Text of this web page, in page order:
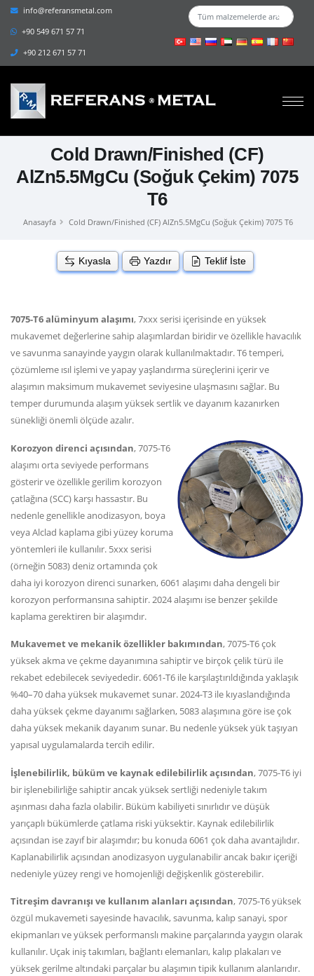
info@referansmetal.com
+90 549 671 57 71
+90 212 671 57 71
Cold Drawn/Finished (CF)
AlZn5.5MgCu (Soğuk Çekim) 7075
T6
Anasayfa Cold Drawn/Finished (CF) AlZn5.5MgCu (Soğuk Çekim) 7075 T6
Kıyasla Yazdır Teklif İste
7075-T6 alüminyum alaşımı, 7xxx serisi içerisinde en yüksek
mukavemet değerlerine sahip alaşımlardan biridir ve özellikle havacılık
ve savunma sanayinde yaygın olarak kullanılmaktadır. T6 temperi,
çözümleme ısıl işlemi ve yapay yaşlandırma süreçlerini içerir ve
alaşımın maksimum mukavemet seviyesine ulaşmasını sağlar. Bu
temper durumunda alaşım yüksek sertlik ve dayanım kazanırken
sünekliği önemli ölçüde azalır.
Korozyon direnci açısından, 7075-T6
alaşımı orta seviyede performans
gösterir ve özellikle gerilim korozyon
çatlağına (SCC) karşı hassastır. Bu
nedenle genellikle anodizasyon, boya
veya Alclad kaplama gibi yüzey koruma
yöntemleri ile kullanılır. 5xxx serisi
(örneğin 5083) deniz ortamında çok
daha iyi korozyon direnci sunarken, 6061 alaşımı daha dengeli bir
korozyon performansına sahiptir. 2024 alaşımı ise benzer şekilde
kaplama gerektiren bir alaşımdır.
Mukavemet ve mekanik özellikler bakımından, 7075-T6 çok
yüksek akma ve çekme dayanımına sahiptir ve birçok çelik türü ile
rekabet edebilecek seviyededir. 6061-T6 ile karşılaştırıldığında yaklaşık
%40–70 daha yüksek mukavemet sunar. 2024-T3 ile kıyaslandığında
daha yüksek çekme dayanımı sağlarken, 5083 alaşımına göre ise çok
daha yüksek mekanik dayanım sunar. Bu nedenle yüksek yük taşıyan
yapısal uygulamalarda tercih edilir.
İşlenebilirlik, büküm ve kaynak edilebilirlik açısından, 7075-T6 iyi
bir işlenebilirliğe sahiptir ancak yüksek sertliği nedeniyle takım
aşınması daha fazla olabilir. Büküm kabiliyeti sınırlıdır ve düşük
yarıçaplı bükümlerde çatlama riski yüksektir. Kaynak edilebilirlik
açısından ise zayıf bir alaşımdır; bu konuda 6061 çok daha avantajlıdır.
Kaplanabilirlik açısından anodizasyon uygulanabilir ancak bakır içeriği
nedeniyle yüzey rengi ve homojenliği değişkenlik gösterebilir.
Titreşim davranışı ve kullanım alanları açısından, 7075-T6 yüksek
özgül mukavemeti sayesinde havacılık, savunma, kalıp sanayi, spor
ekipmanları ve yüksek performanslı makine parçalarında yaygın olarak
kullanılır. Uçak iniş takımları, bağlantı elemanları, kalıp plakaları ve
yüksek gerilme altındaki parçalar bu alaşımın tipik kullanım alanlarıdır.